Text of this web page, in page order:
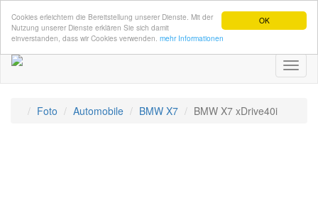
OK
Cookies erleichtern die Bereitstellung unserer Dienste. Mit der
Nutzung unserer Dienste erklären Sie sich damit
einverstanden, dass wir Cookies verwenden. mehr Informationen
Foto Automobile BMW X7 BMW X7 xDrive40i